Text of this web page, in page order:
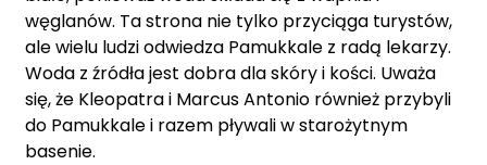
węglanów. Ta strona nie tylko przyciąga turystów,
ale wielu ludzi odwiedza Pamukkale z radą lekarzy.
Woda z źródła jest dobra dla skóry i kości. Uważa
się, że Kleopatra i Marcus Antonio również przybyli
do Pamukkale i razem pływali w starożytnym
basenie.